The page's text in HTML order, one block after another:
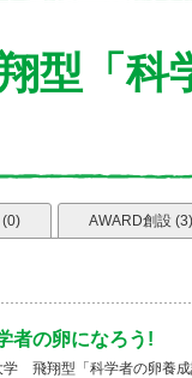
「科
(0) AWARD創設 (3)
者の卵になろう!
飛翔型「科学者の卵養成